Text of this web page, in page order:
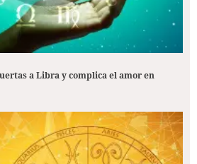
a Libra y complica el amor en